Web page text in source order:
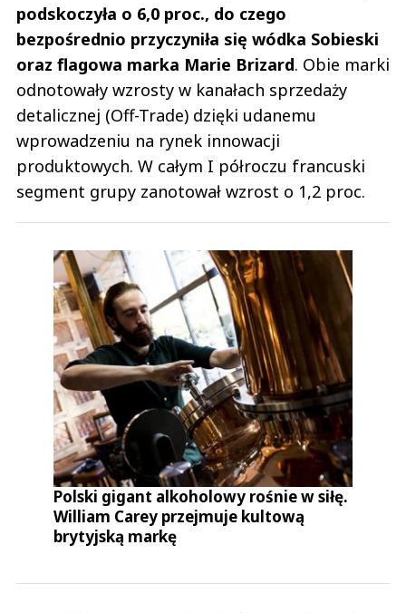
podskoczyła o 6,0 proc., do czego
bezpośrednio przyczyniła się wódka Sobieski
oraz flagowa marka Marie Brizard. Obie marki
odnotowały wzrosty w kanałach sprzedaży
detalicznej (Off-Trade) dzięki udanemu
wprowadzeniu na rynek innowacji
produktowych. W całym I półroczu francuski
segment grupy zanotował wzrost o 1,2 proc.
Polski gigant alkoholowy rośnie w siłę.
William Carey przejmuje kultową
brytyjską markę